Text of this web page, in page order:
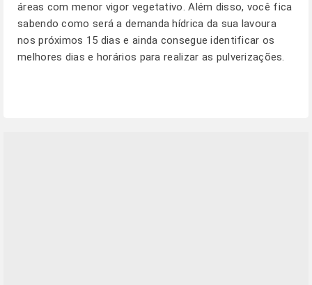
áreas com menor vigor vegetativo. Além disso, você fica
sabendo como será a demanda hídrica da sua lavoura
nos próximos 15 dias e ainda consegue identificar os
melhores dias e horários para realizar as pulverizações.